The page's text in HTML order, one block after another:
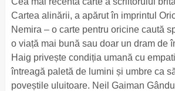
Cartea alinării, a apărut în imprintul
Nemira – o carte pentru oricine caută
o viață mai bună sau doar un dram de
Haig privește condiția umană cu
întreagă paletă de lumini și umbre ca
poveștile uluitoare. Neil Gaiman